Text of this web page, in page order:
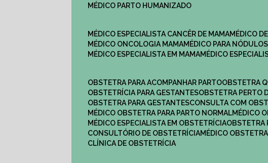
MÉDICO PARTO HUMANIZADO
MÉDICO ESPECIALISTA CANCÊR DE MAMA
MÉDICO
MÉDICO ONCOLOGIA MAMA
MÉDICO PARA
MÉDICO ESPECIALISTA EM MAMA
MÉDICO
OBSTETRA PARA ACOMPANHAR PARTO
OBSTETRA
OBSTETRÍCIA PARA GESTANTES
OBSTETRA PERTO
OBSTETRA PARA GESTANTES
CONSULTA COM
MÉDICO OBSTETRA PARA PARTO NORMAL
MÉDICO
MÉDICO ESPECIALISTA EM OBSTETRÍCIA
CONSULTÓRIO DE OBSTETRÍCIA
MÉDICO
CLÍNICA DE OBSTETRÍCIA